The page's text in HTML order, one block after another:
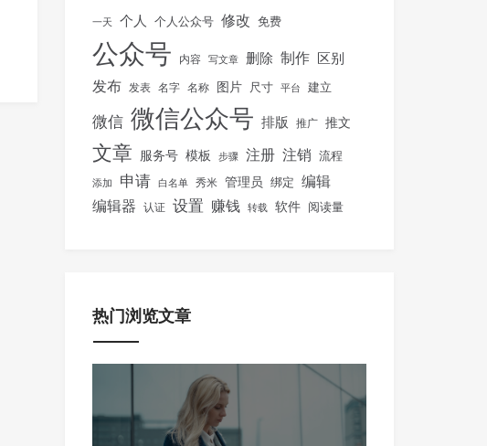
一天 个人 个人公众号 修改 免费
公众号 内容 写文章 删除 制作 区别
发布 发表 名字 名称 图片 尺寸 平台 建立
微信 微信公众号 排版 推广 推文
文章 服务号 模板 步骤 注册 注销 流程
添加 申请 白名单 秀米 管理员 绑定 编辑
编辑器
认证 设置 赚钱 转载 软件 阅读量
热门浏览文章